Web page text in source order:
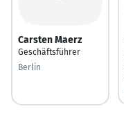
Carsten Maerz
Geschäftsführer
Berlin